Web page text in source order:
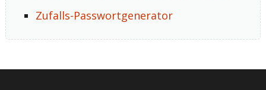
Zufalls-Passwortgenerator